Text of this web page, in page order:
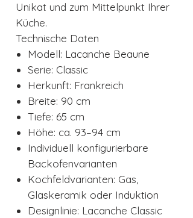
Unikat und zum Mittelpunkt Ihrer
Küche.
Technische Daten
Modell: Lacanche Beaune
Serie: Classic
Herkunft: Frankreich
Breite: 90 cm
Tiefe: 65 cm
Höhe: ca. 93–94 cm
Individuell konfigurierbare
Backofenvarianten
Kochfeldvarianten: Gas,
Glaskeramik oder Induktion
Designlinie: Lacanche Classic